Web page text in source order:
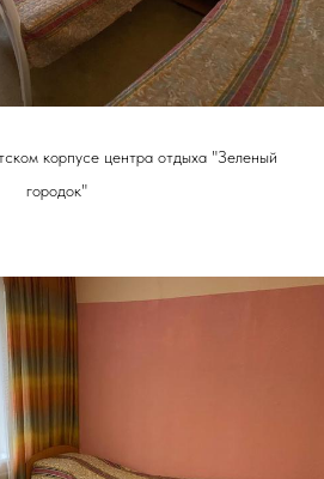
корпусе центра отдыха "Зеленый
городок"